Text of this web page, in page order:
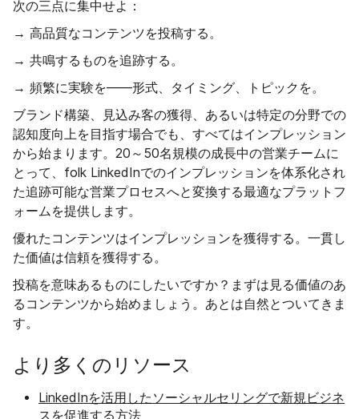
次の三点に集中せよ：
→ 高品質なコンテンツを投稿する。
→ 共鳴するものを追跡する。
→ 頻繁に実験を——形式、タイミング、トピックを。
ブランド構築、見込み客の獲得、あるいは特定の分野での
認知度向上を目指す場合でも、すべてはインプレッション
から始まります。20～50名規模の成長中の営業チームに
とって、folk LinkedInでのインプレッションを体系化され
た追跡可能な営業プロセスへと変換する最適なプラットフ
ォームを提供します。
優れたコンテンツはインプレッションを獲得する。一貫し
た価値は信頼を獲得する。
投稿を意味あるものにしたいですか？まずは見る価値のあ
るコンテンツから始めましょう。あとは自然とついてきま
す。
より多くのリソース
LinkedInを活用したソーシャルセリングで新規ビジネ
スを促進する方法